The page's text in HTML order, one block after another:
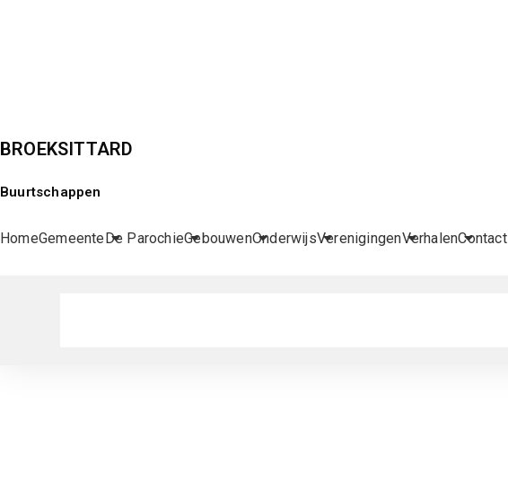
BROEKSITTARD
Buurtschappen
HomeGemeenteDe ParochieGebouwenOnderwijsVerenigingenVerhalenContact